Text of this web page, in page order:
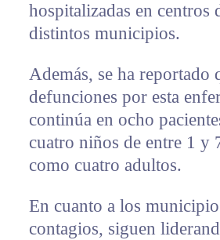
hospitalizadas en centros
distintos municipios.
Además, se ha reportado
defunciones por esta
continúa en ocho
cuatro niños de entre 1 y
como cuatro adultos.
En cuanto a los
contagios, siguen